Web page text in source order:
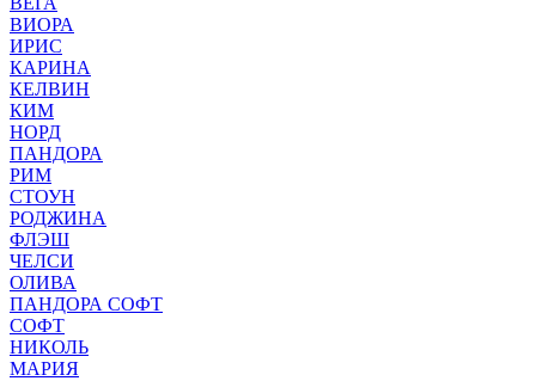
ВИОРА
ИРИС
КАРИНА
КЕЛВИН
КИМ
НОРД
ПАНДОРА
РИМ
СТОУН
РОДЖИНА
ФЛЭШ
ЧЕЛСИ
ОЛИВА
ПАНДОРА СОФТ
СОФТ
НИКОЛЬ
МАРИЯ